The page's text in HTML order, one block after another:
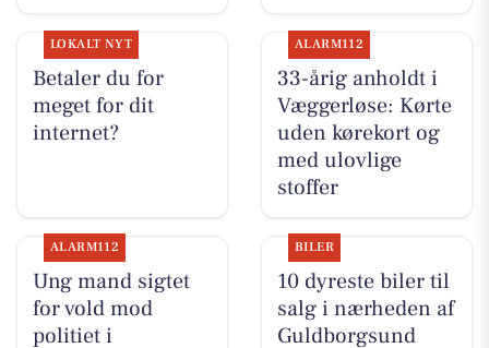
LOKALT NYT
Betaler du for
meget for dit
internet?
ALARM112
33-årig anholdt i
Væggerløse: Kørte
uden kørekort og
med ulovlige
stoffer
ALARM112
Ung mand sigtet
for vold mod
politiet i
BILER
10 dyreste biler til
salg i nærheden af
Guldborgsund